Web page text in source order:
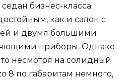
бизнес-класса.
как и салон с
и двумя большими
приборы. Однако
несмотря на солидный
8 по габаритам немного,